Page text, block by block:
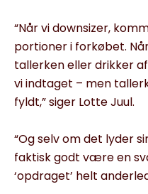
“Når vi downsizer,
portioner i forkøbet.
tallerken eller drikker
vi indtaget – men
fyldt,” siger Lotte Juul.
“Og selv om det lyder
faktisk godt være en
‘opdraget’ helt